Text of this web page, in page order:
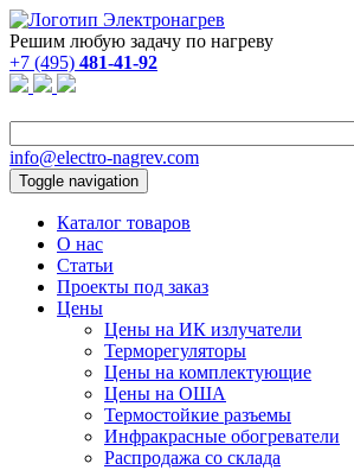
Решим любую задачу по нагреву
+7 (495) 481-41-92
info@electro-nagrev.com
Toggle navigation
Каталог товаров
О нас
Статьи
Проекты под заказ
Цены
Цены на ИК излучатели
Терморегуляторы
Цены на комплектующие
Цены на ОША
Термостойкие разъемы
Инфракрасные обогреватели
Распродажа со склада